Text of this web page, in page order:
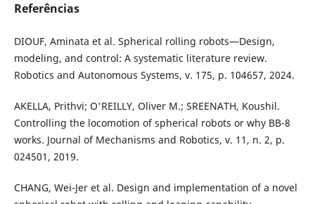
Referências
DIOUF, Aminata et al. Spherical rolling robots—Design,
modeling, and control: A systematic literature review.
Robotics and Autonomous Systems, v. 175, p. 104657, 2024.
AKELLA, Prithvi; O'REILLY, Oliver M.; SREENATH, Koushil.
Controlling the locomotion of spherical robots or why BB-8
works. Journal of Mechanisms and Robotics, v. 11, n. 2, p.
024501, 2019.
CHANG, Wei-Jer et al. Design and implementation of a novel